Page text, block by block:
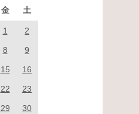
金 土
1 2
8 9
15 16
22 23
29 30